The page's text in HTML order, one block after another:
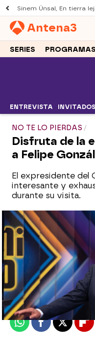
Sinem Ünsal, En tierra
Antena3
SERIES PROGRAMAS
ENTREVISTA INVITADOS
NO TE LO PIERDAS
Disfruta de la
a Felipe
El expresidente del
interesante y
durante su visita.
Roberto
Publicado:21
WhatsappFacebook
X